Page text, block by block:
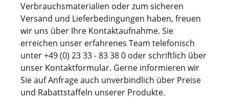
Verbrauchsmaterialien oder zum sicheren
Versand und Lieferbedingungen haben, freuen
wir uns über Ihre Kontaktaufnahme. Sie
erreichen unser erfahrenes Team telefonisch
unter +49 (0) 23 33 - 83 38 0 oder schriftlich über
unser Kontaktformular. Gerne informieren wir
Sie auf Anfrage auch unverbindlich über Preise
und Rabattstaffeln unserer Produkte.